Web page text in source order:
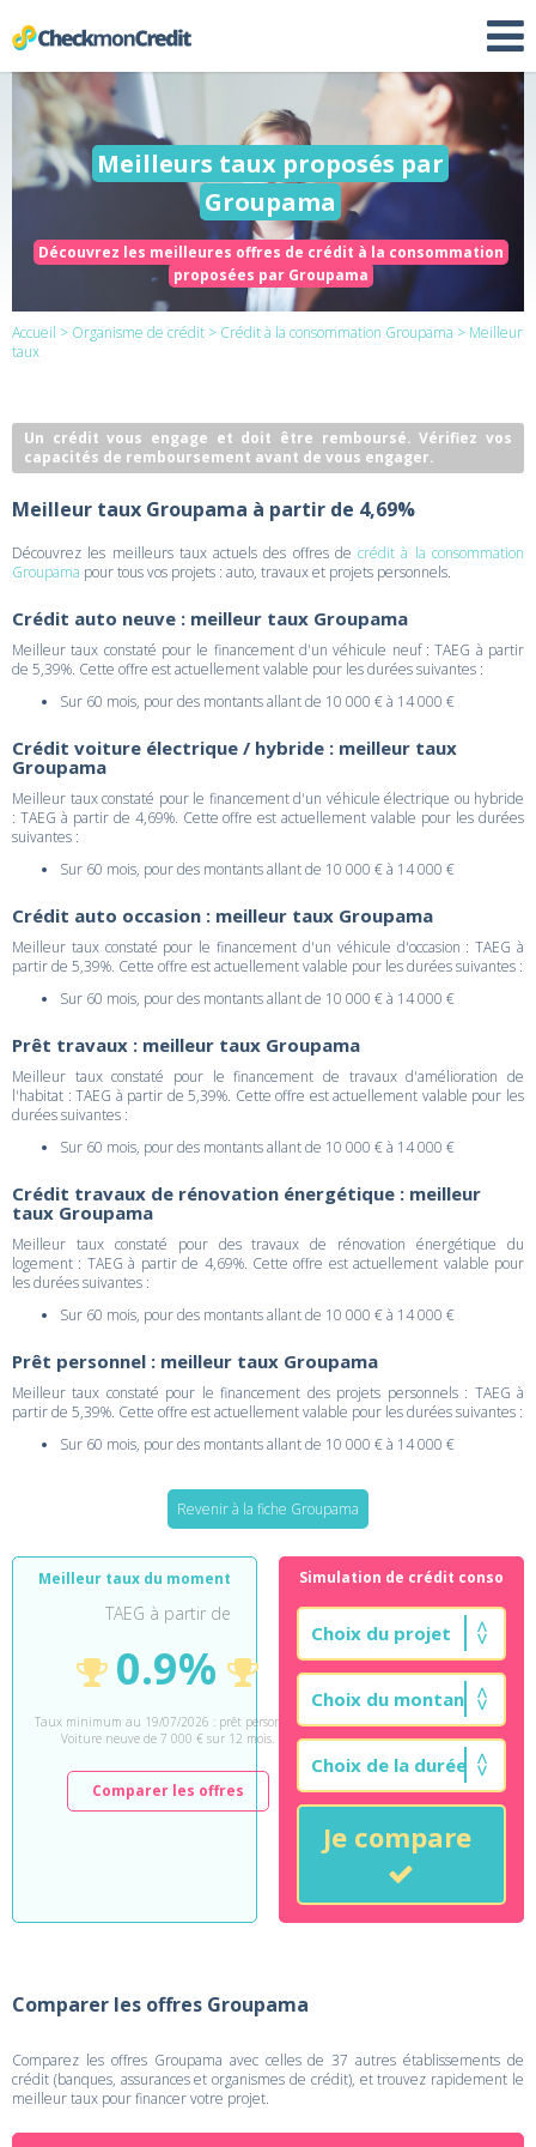
Meilleurs taux proposés par
Groupama
Découvrez les meilleures offres de crédit à la consommation
proposées par Groupama
Accueil > Organisme de crédit > Crédit à la consommation Groupama > Meilleur
taux
Un crédit vous engage et doit être remboursé. Vérifiez vos
capacités de remboursement avant de vous engager.
Meilleur taux Groupama à partir de 4,69%
Découvrez les meilleurs taux actuels des offres decrédit à la consommation
Groupama pour tous vos projets : auto, travaux et projets personnels.
Crédit auto neuve : meilleur taux Groupama
Meilleur taux constaté pour le financement d'un véhicule neuf : TAEG à partir
de 5,39%. Cette offre est actuellement valable pour les durées suivantes :
Sur 60 mois, pour des montants allant de 10 000 € à 14 000 €
Crédit voiture électrique / hybride : meilleur taux
Groupama
Meilleur taux constaté pour le financement d'un véhicule électrique ou hybride
: TAEG à partir de 4,69%. Cette offre est actuellement valable pour les durées
suivantes :
Sur 60 mois, pour des montants allant de 10 000 € à 14 000 €
Crédit auto occasion : meilleur taux Groupama
Meilleur taux constaté pour le financement d'un véhicule d'occasion : TAEG à
partir de 5,39%. Cette offre est actuellement valable pour les durées suivantes :
Sur 60 mois, pour des montants allant de 10 000 € à 14 000 €
Prêt travaux : meilleur taux Groupama
Meilleur taux constaté pour le financement de travaux d'amélioration de
l'habitat : TAEG à partir de 5,39%. Cette offre est actuellement valable pour les
durées suivantes :
Sur 60 mois, pour des montants allant de 10 000 € à 14 000 €
Crédit travaux de rénovation énergétique : meilleur
taux Groupama
Meilleur taux constaté pour des travaux de rénovation énergétique du
logement : TAEG à partir de 4,69%. Cette offre est actuellement valable pour
les durées suivantes :
Sur 60 mois, pour des montants allant de 10 000 € à 14 000 €
Prêt personnel : meilleur taux Groupama
Meilleur taux constaté pour le financement des projets personnels : TAEG à
partir de 5,39%. Cette offre est actuellement valable pour les durées suivantes :
Sur 60 mois, pour des montants allant de 10 000 € à 14 000 €
Revenir à la fiche Groupama
Meilleur taux du moment
TAEG à partir de
0.9%
Taux minimum au 19/07/2026 : prêt personnel
Voiture neuve de 7 000 € sur 12 mois.
Comparer les offres
Simulation de crédit conso
Je compare
Comparer les offres Groupama
Comparez les offres Groupama avec celles de 37 autres établissements de
crédit (banques, assurances et organismes de crédit), et trouvez rapidement le
meilleur taux pour financer votre projet.